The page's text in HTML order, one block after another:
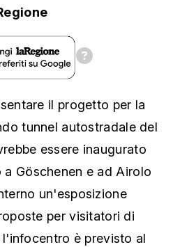
il progetto per la
tunnel autostradale del
essere inaugurato
Göschenen e ad Airolo
un'esposizione
per visitatori di
è previsto al